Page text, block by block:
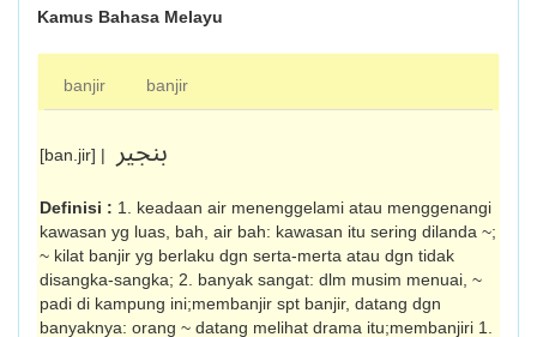
Kamus Bahasa Melayu
banjir banjir
[ban.jir] | بنجير
Definisi : 1. keadaan air menenggelami atau menggenangi
kawasan yg luas, bah, air bah: kawasan itu sering dilanda ~;
~ kilat banjir yg berlaku dgn serta-merta atau dgn tidak
disangka-sangka; 2. banyak sangat: dlm musim menuai, ~
padi di kampung ini;membanjir spt banjir, datang dgn
banyaknya: orang ~ datang melihat drama itu;membanjiri 1.